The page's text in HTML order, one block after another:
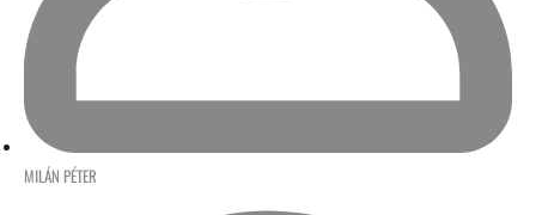
MILÁN PÉTER